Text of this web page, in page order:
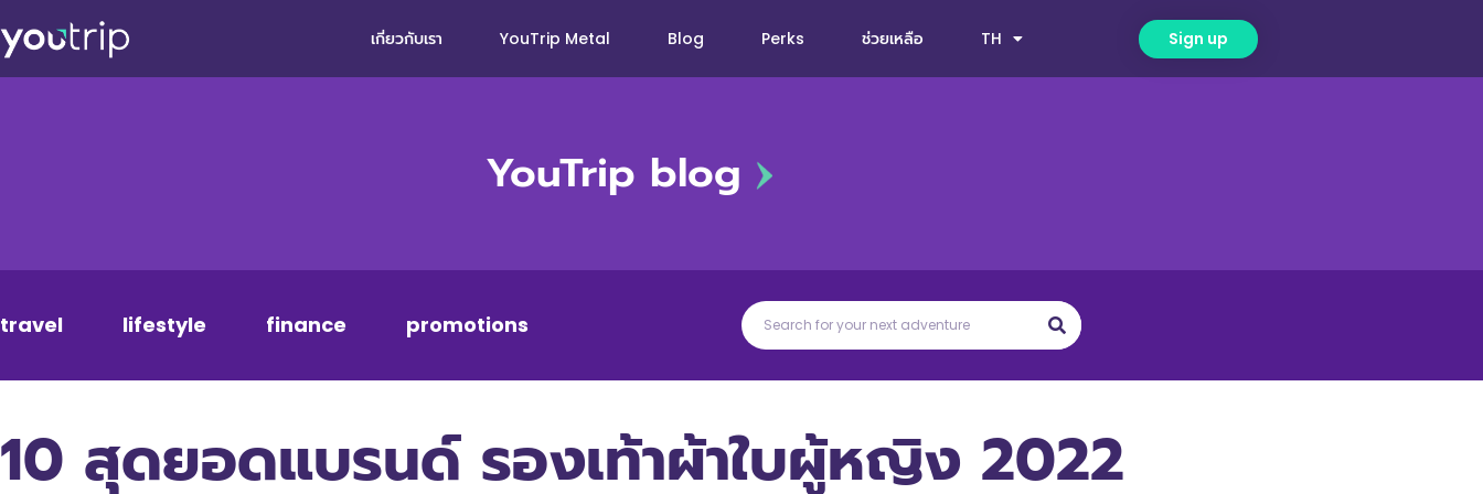
เกี่ยวกับเรา YouTrip Metal Blog Perks ช่วยเหลือ TH Sign up
YouTrip blog
travel lifestyle finance promotions
10 สุดยอดแบรนด์ รองเท้าผ้าใบผู้หญิง 2022